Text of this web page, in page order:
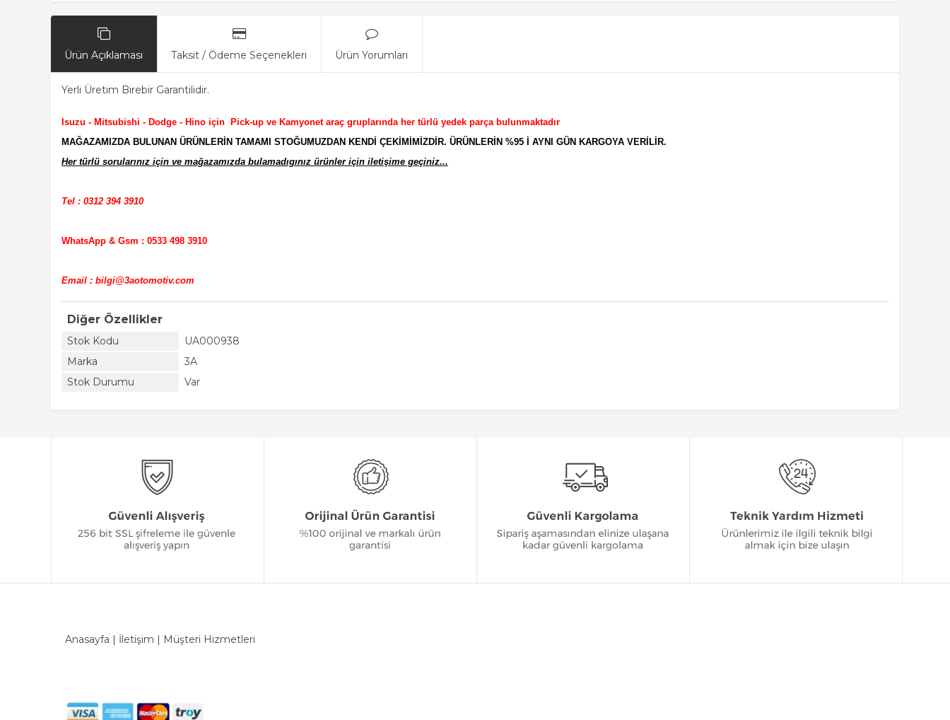
Ürün Açıklaması Taksit / Ödeme Seçenekleri Ürün Yorumları
Yerli Üretim Birebir Garantilidir.
Isuzu - Mitsubishi - Dodge - Hino için Pick-up ve Kamyonet araç gruplarında her türlü yedek parça bulunmaktadır
MAĞAZAMIZDA BULUNAN ÜRÜNLERİN TAMAMI STOĞUMUZDAN KENDİ ÇEKİMİMİZDİR. ÜRÜNLERİN %95 İ AYNI GÜN KARGOYA VERİLİR.
Her türlü sorularınız için ve mağazamızda bulamadıgınız ürünler için iletişime geçiniz...
Tel : 0312 394 3910
WhatsApp & Gsm : 0533 498 3910
Email : bilgi@3aotomotiv.com
Diğer Özellikler
Stok Kodu
UA000938
Marka
3A
Stok Durumu
Var
Anasayfa | İletişim | Müşteri Hizmetleri